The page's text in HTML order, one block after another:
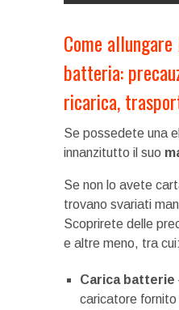
Come
batteria:
ricarica,
Se possedete una
innanzitutto il suo
Se non lo avete
trovano svariati
Scoprirete delle
e altre meno, tra cui:
Carica batterie
caricatore